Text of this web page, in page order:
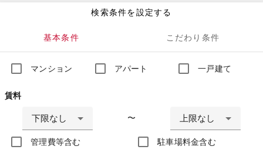
検索条件を設定する
基本条件 こだわり条件
マンション アパート 一戸建て
賃料
下限なし 〜 上限なし
管理費等含む 駐車場料金含む